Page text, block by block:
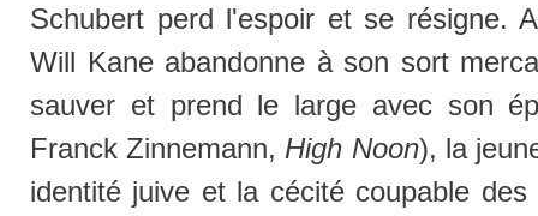
Schubert perd l'espoir et se résigne.
Will Kane abandonne à son sort
sauver et prend le large avec son
Franck Zinnemann, High Noon), la
identité juive et la cécité coupable